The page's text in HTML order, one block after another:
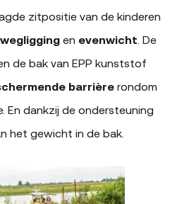
zitpositie van de kinderen
en evenwicht . De
de bak van EPP kunststof
barrièrerondom
En dankzij de ondersteuning
het gewicht in de bak.